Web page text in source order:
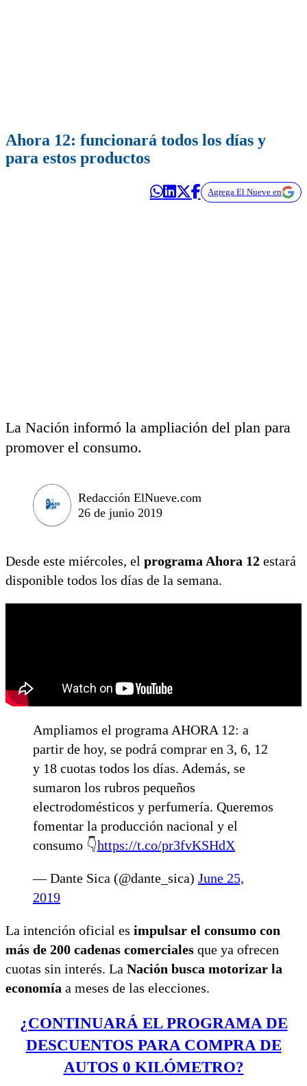
Ahora 12: funcionará todos los días y
para estos productos
Agrega El Nueve en
La Nación informó la ampliación del plan para
promover el consumo.
Redacción ElNueve.com
26 de junio 2019
Desde este miércoles, el programa Ahora 12 estará
disponible todos los días de la semana.
Ampliamos el programa AHORA 12: a
partir de hoy, se podrá comprar en 3, 6, 12
y 18 cuotas todos los días. Además, se
sumaron los rubros pequeños
electrodomésticos y perfumería. Queremos
fomentar la producción nacional y el
consumo 👇https://t.co/pr3fvKSHdX
— Dante Sica (@dante_sica) June 25,
2019
La intención oficial es impulsar el consumo con
más de 200 cadenas comerciales que ya ofrecen
cuotas sin interés. La Nación busca motorizar la
economía a meses de las elecciones.
¿CONTINUARÁ EL PROGRAMA DE
DESCUENTOS PARA COMPRA DE
AUTOS 0 KILÓMETRO?